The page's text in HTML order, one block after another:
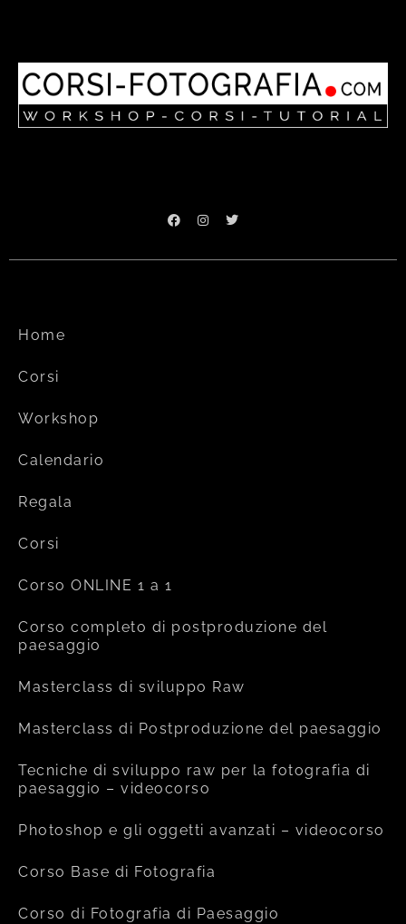
Home
Corsi
Workshop
Calendario
Regala
Corsi
Corso ONLINE 1 a 1
Corso completo di postproduzione del
paesaggio
Masterclass di sviluppo Raw
Masterclass di Postproduzione del paesaggio
Tecniche di sviluppo raw per la fotografia di
paesaggio – videocorso
Photoshop e gli oggetti avanzati – videocorso
Corso Base di Fotografia
Corso di Fotografia di Paesaggio